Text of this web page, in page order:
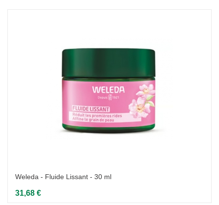
Weleda - Fluide Lissant - 30 ml
31,68 €